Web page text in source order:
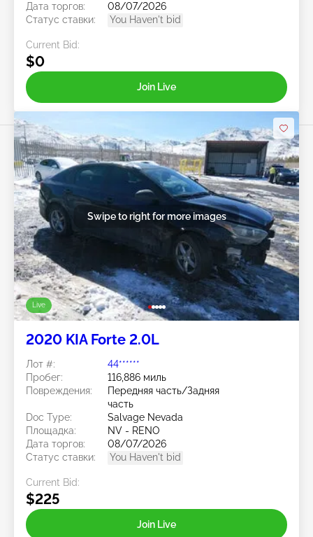
Дата торгов:
08/07/2026
Статус ставки:
You Haven't bid
Current Bid:
$0
Join Live
Live
Swipe to right for more images
2020 KIA Forte 2.0L
Лот #:
44******
Пробег:
116,886 миль
Повреждения:
Передняя часть/Задняя
часть
Doc Type:
Salvage Nevada
Площадка:
NV - RENO
Дата торгов:
08/07/2026
Статус ставки:
You Haven't bid
Current Bid:
$225
Join Live